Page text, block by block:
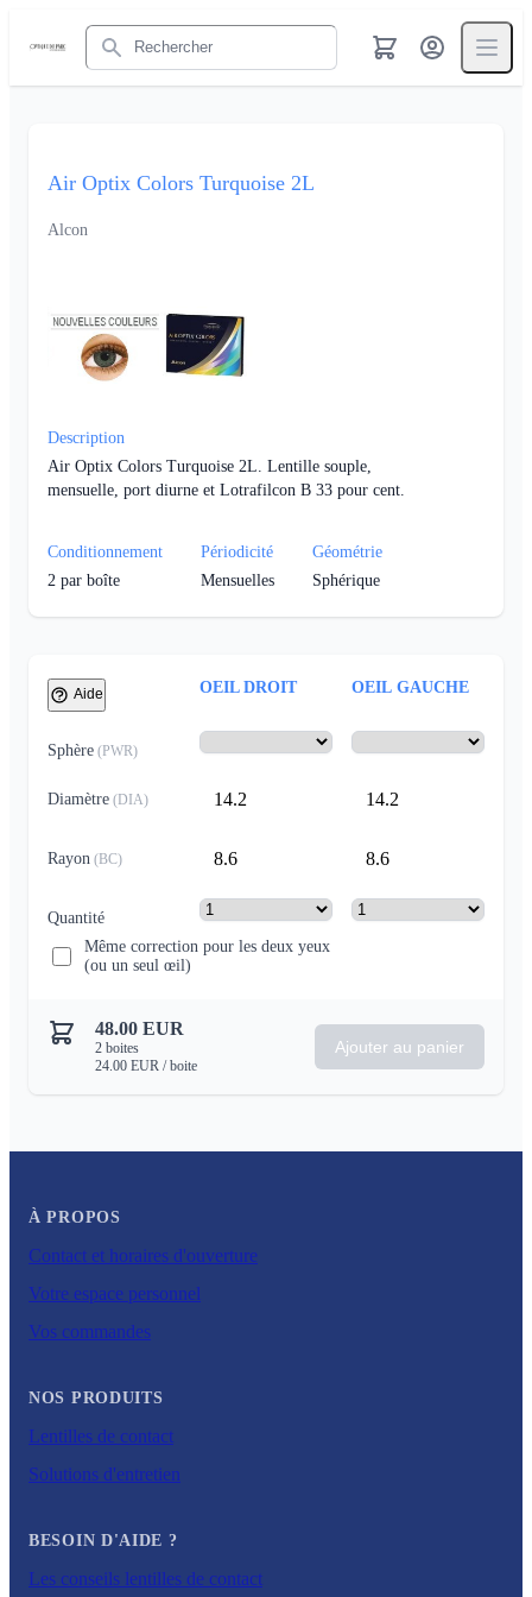
Rechercher
Air Optix Colors Turquoise 2L
Alcon
Description
Air Optix Colors Turquoise 2L. Lentille souple,
mensuelle, port diurne et Lotrafilcon B 33 pour cent.
Conditionnement
2 par boîte
Périodicité
Mensuelles
Géométrie
Sphérique
Aide OEIL DROIT OEIL GAUCHE
Sphère (PWR)
Diamètre (DIA) 14.2 14.2
Rayon (BC) 8.6 8.6
Quantité
Même correction pour les deux yeux
(ou un seul œil)
48.00 EUR
2 boites
24.00 EUR / boite
Ajouter au panier
À PROPOS
Contact et horaires d'ouverture
Votre espace personnel
Vos commandes
NOS PRODUITS
Lentilles de contact
Solutions d'entretien
BESOIN D'AIDE ?
Les conseils lentilles de contact